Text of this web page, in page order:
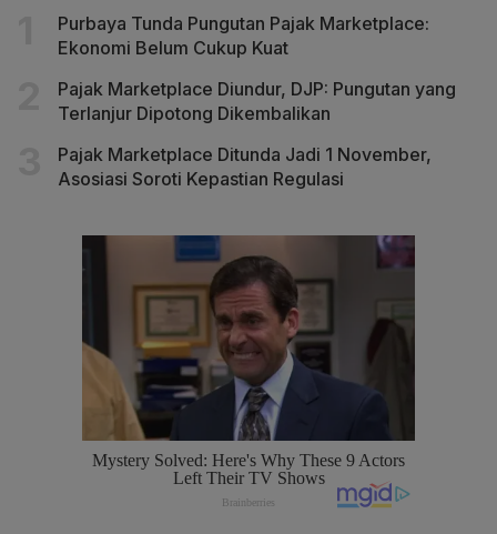
Purbaya Tunda Pungutan Pajak Marketplace:
Ekonomi Belum Cukup Kuat
Pajak Marketplace Diundur, DJP: Pungutan yang
Terlanjur Dipotong Dikembalikan
Pajak Marketplace Ditunda Jadi 1 November,
Asosiasi Soroti Kepastian Regulasi